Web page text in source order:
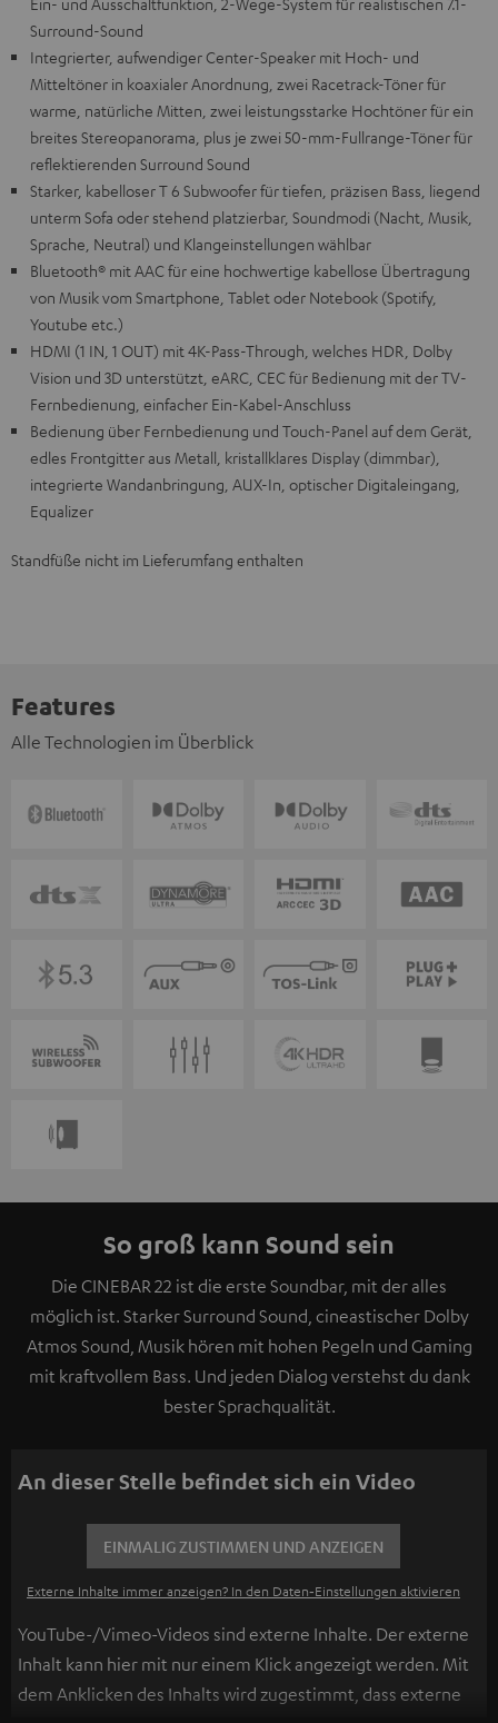
Surround-Sound
Integrierter, aufwendiger Center-Speaker mit Hoch- und
Mitteltöner in koaxialer Anordnung, zwei Racetrack-Töner für
warme, natürliche Mitten, zwei leistungsstarke Hochtöner für ein
breites Stereopanorama, plus je zwei 50-mm-Fullrange-Töner für
reflektierenden Surround Sound
Starker, kabelloser T 6 Subwoofer für tiefen, präzisen Bass, liegend
unterm Sofa oder stehend platzierbar, Soundmodi (Nacht, Musik,
Sprache, Neutral) und Klangeinstellungen wählbar
Bluetooth® mit AAC für eine hochwertige kabellose Übertragung
von Musik vom Smartphone, Tablet oder Notebook (Spotify,
Youtube etc.)
HDMI (1 IN, 1 OUT) mit 4K-Pass-Through, welches HDR, Dolby
Vision und 3D unterstützt, eARC, CEC für Bedienung mit der TV-
Fernbedienung, einfacher Ein-Kabel-Anschluss
Bedienung über Fernbedienung und Touch-Panel auf dem Gerät,
edles Frontgitter aus Metall, kristallklares Display (dimmbar),
integrierte Wandanbringung, AUX-In, optischer Digitaleingang,
Equalizer
Standfüße nicht im Lieferumfang enthalten
Features
Alle Technologien im Überblick
So groß kann Sound sein
Die CINEBAR 22 ist die erste Soundbar, mit der alles
möglich ist. Starker Surround Sound, cineastischer Dolby
Atmos Sound, Musik hören mit hohen Pegeln und Gaming
mit kraftvollem Bass. Und jeden Dialog verstehst du dank
bester Sprachqualität.
An dieser Stelle befindet sich ein Video
EINMALIG ZUSTIMMEN UND ANZEIGEN
Externe Inhalte immer anzeigen? In den Daten‑Einstellungen aktivieren
YouTube-/Vimeo-Videos sind externe Inhalte. Der externe
Inhalt kann hier mit nur einem Klick angezeigt werden. Mit
dem Anklicken des Inhalts wird zugestimmt, dass externe